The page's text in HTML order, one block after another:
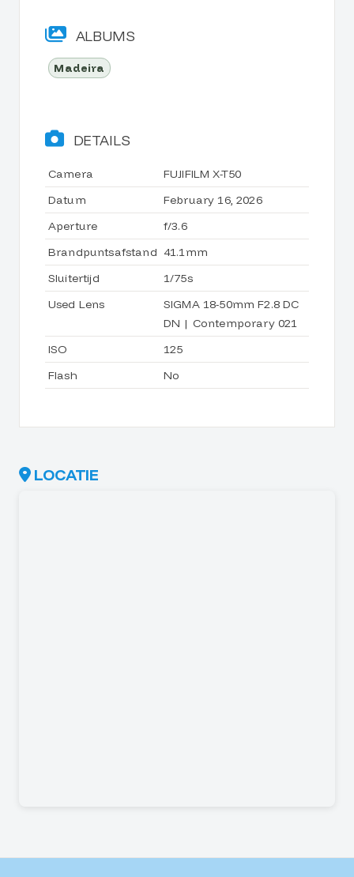
ALBUMS
Madeira
DETAILS
Camera
FUJIFILM X-T50
Datum
February 16, 2026
Aperture
f/3.6
Brandpuntsafstand 41.1mm
Sluitertijd
1/75s
Used Lens
SIGMA 18-50mm F2.8 DC
DN | Contemporary 021
ISO
125
Flash
No
LOCATIE